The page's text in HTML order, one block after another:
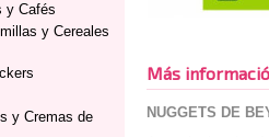
y Cafés
y Cereales
y Cremas de
Más
NUGGETS DE